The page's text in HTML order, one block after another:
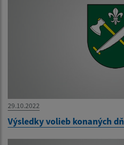
29.10.2022
Výsledky volieb konaných